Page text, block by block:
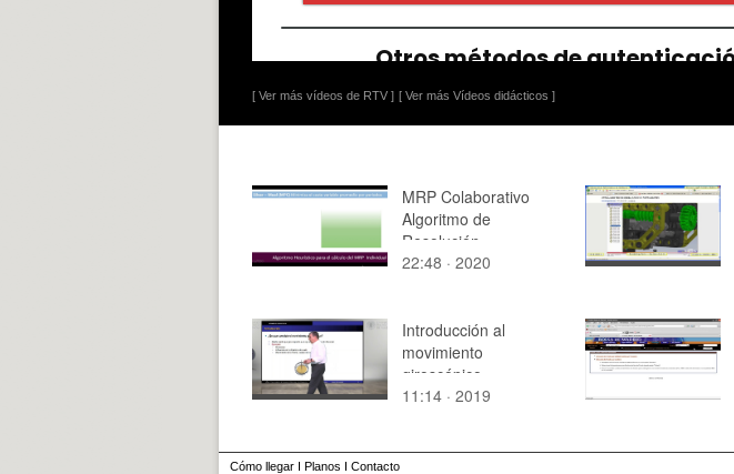
[ Ver más vídeos de RTV ] [ Ver más Vídeos didácticos ]
MRP Colaborativo
Algoritmo de
Resolución
22:48 · 2020
Introducción al
movimiento
giroscópico
11:14 · 2019
Cómo llegar I Planos I Contacto